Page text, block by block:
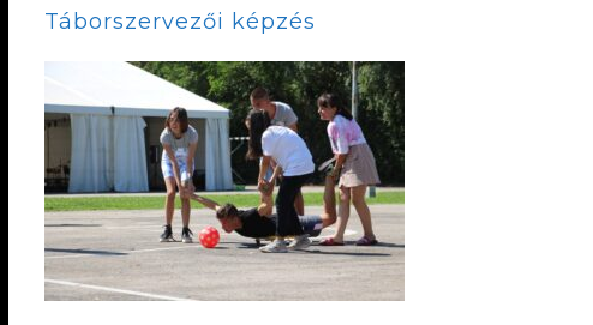
Táborszervezői képzés